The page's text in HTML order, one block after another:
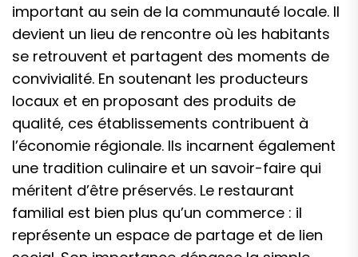
important au sein de la communauté locale. Il
devient un lieu de rencontre où les habitants
se retrouvent et partagent des moments de
convivialité. En soutenant les producteurs
locaux et en proposant des produits de
qualité, ces établissements contribuent à
l’économie régionale. Ils incarnent également
une tradition culinaire et un savoir-faire qui
méritent d’être préservés. Le restaurant
familial est bien plus qu’un commerce : il
représente un espace de partage et de lien